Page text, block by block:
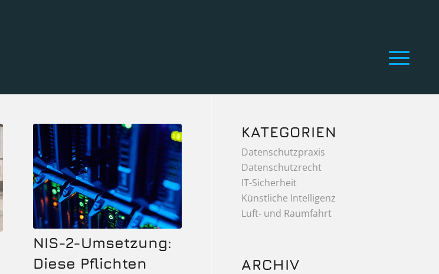
NIS-2-Umsetzung:
Diese Pflichten
KATEGORIEN
Datenschutzpraxis
Datenschutzrecht
IT-Sicherheit
Künstliche Intelligenz
Luft- und Raumfahrt
ARCHIV